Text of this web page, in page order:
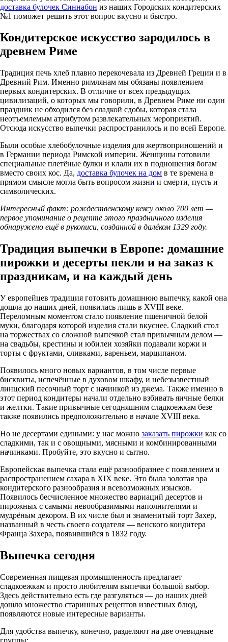
доставка булочек Синнабон из наших Городских кондитерских
№1 поможет решить этот вопрос вкусно и быстро.
Кондитерское искусство зародилось в
древнем Риме
Традиция печь хлеб плавно перекочевала из Древней Греции и в
Древний Рим. Именно римлянам мы обязаны появлением
первых кондитерских. В отличие от всех предыдущих
цивилизаций, о которых мы говорили, в Древнем Риме ни один
праздник не обходился без сладкой сдобы, которая стала
неотъемлемым атрибутом развлекательных мероприятий.
Отсюда искусство выпечки распространилось и по всей Европе.
Были особые хлебобулочные изделия для жертвоприношений и
в Германии периода Римской империи. Женщины готовили
специальные плетёные булки и клали их в подношения богам
вместо своих кос. Да, доставка булочек на дом в те времена в
прямом смысле могла быть вопросом жизни и смерти, пусть и
символических.
Интересный факт: рождественскому кексу около 700 лет —
первое упоминание о рецепте этого праздничного изделия
обнаружено ещё в рукописи, созданной в далёком 1329 году.
Традиция выпечки в Европе: домашние
пирожки и десерты пекли и на заказ к
праздникам, и на каждый день
У европейцев традиция готовить домашнюю выпечку, какой она
дошла до наших дней, появилась лишь в XVIII веке.
Переломным моментом стало появление пшеничной белой
муки, благодаря которой изделия стали вкуснее. Сладкий стол
на торжествах со сложной выпечкой стал привычным делом —
на свадьбы, крестины и юбилеи хозяйки подавали коржи и
торты с фруктами, сливками, вареньем, марципаном.
Появилось много новых вариантов, в том числе первые
бисквиты, испечённые в духовом шкафу, и небезызвестный
линцский песочный торт с начинкой из джема. Также именно в
этот период кондитеры начали отдельно взбивать яичные белки
и желтки. Такие привычные сегодняшним сладкоежкам безе
также появились предположительно в начале XVIII века.
Но не десертами едиными: у нас можно заказать пирожки как со
сладкими, так и с овощными, мясными и комбинированными
начинками. Пробуйте, это вкусно и сытно.
Европейская выпечка стала ещё разнообразнее с появлением и
распространением сахара в XIX веке. Это была золотая эра
кондитерского разнообразия и всевозможных изысков.
Появилось бесчисленное множество вариаций десертов и
пирожных с самыми невообразимыми наполнителями и
мудрёным декором. В их числе был и знаменитый торт Захер,
названный в честь своего создателя — венского кондитера
Франца Захера, появившийся в 1832 году.
Выпечка сегодня
Современная пищевая промышленность предлагает
сладкоежкам и просто любителям выпечки большой выбор.
Здесь действительно есть где разгуляться — до наших дней
дошло множество старинных рецептов известных блюд,
появляются новые интересные варианты.
Для удобства выпечку, конечно, разделяют на две очевидные
группы: